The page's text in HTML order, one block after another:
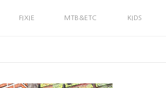
FIXIE MTB&ETC KIDS